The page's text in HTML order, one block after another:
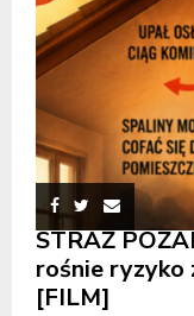
STRAŻ
rośnie
[FILM]